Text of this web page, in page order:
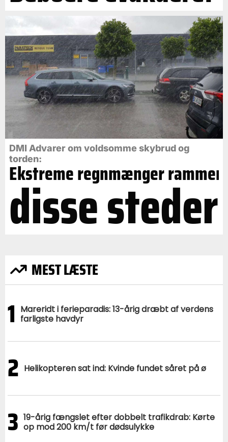
DMI Advarer om voldsomme skybrud og
torden:
Ekstreme regnmænger rammer
disse steder
MEST LÆSTE
1 Mareridt i ferieparadis: 13-årig dræbt af verdens
farligste havdyr
2 Helikopteren sat ind: Kvinde fundet såret på ø
3 19-årig fængslet efter dobbelt trafikdrab: Kørte
op mod 200 km/t før dødsulykke